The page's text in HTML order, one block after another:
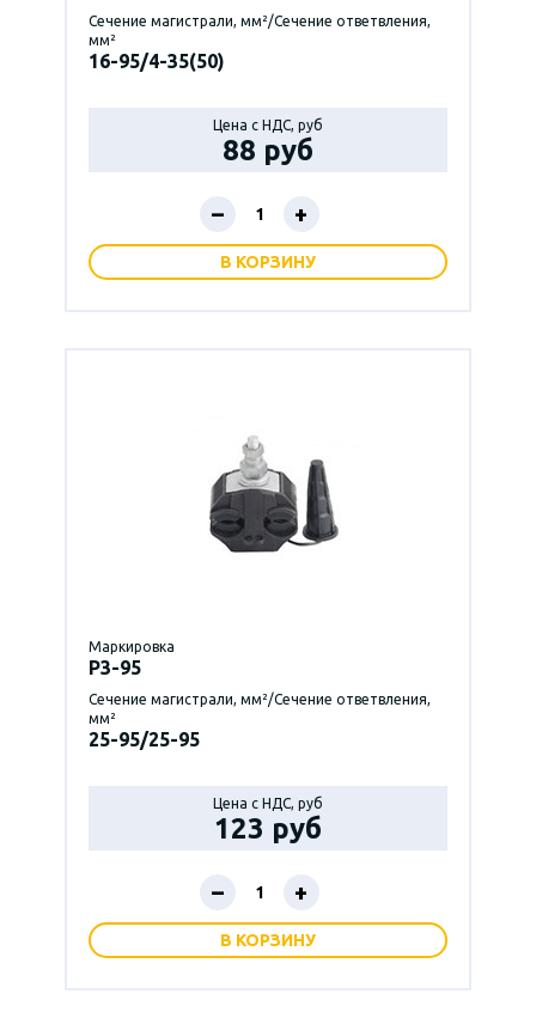
Сечение магистрали, мм²/Сечение ответвления,
мм²
16-95/4-35(50)
Цена с НДС, руб
88 руб
– +
В КОРЗИНУ
Маркировка
P3-95
Сечение магистрали, мм²/Сечение ответвления,
мм²
25-95/25-95
Цена с НДС, руб
123 руб
– +
В КОРЗИНУ